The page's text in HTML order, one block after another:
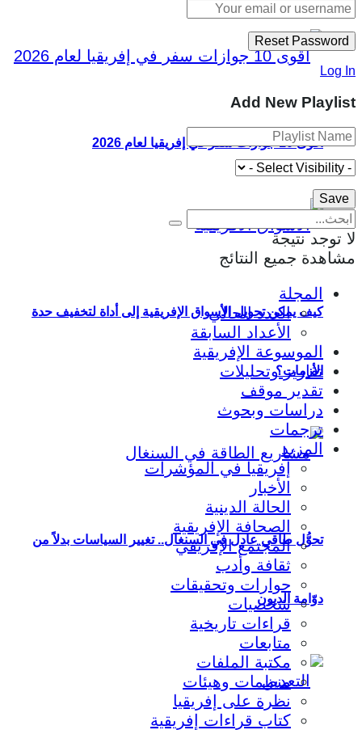
أقوى 10 جوازات سفر في إفريقيا لعام 2026
كيف يمكن تحويل الأسواق الإفريقية إلى أداة لتخفيف حدة
الأزمات؟
تحوُّل طاقي عادل في السنغال.. تغيير السياسات بدلاً من
دوّامة الديون
Log In
Add New Playlist
لا توجد نتيجة
مشاهدة جميع النتائج
المجلة
العدد الحالي
الأعداد السابقة
الموسوعة الإفريقية
تقارير وتحليلات
تقدير موقف
دراسات وبحوث
ترجمات
المزيد
إفريقيا في المؤشرات
الأخبار
الحالة الدينية
الصحافة الإفريقية
المجتمع الإفريقي
ثقافة وأدب
حوارات وتحقيقات
شخصيات
قراءات تاريخية
متابعات
مكتبة الملفات
منظمات وهيئات
نظرة على إفريقيا
كتاب قراءات إفريقية